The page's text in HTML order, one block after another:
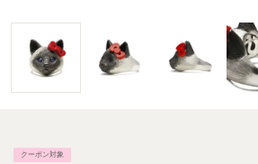
クーポン対象